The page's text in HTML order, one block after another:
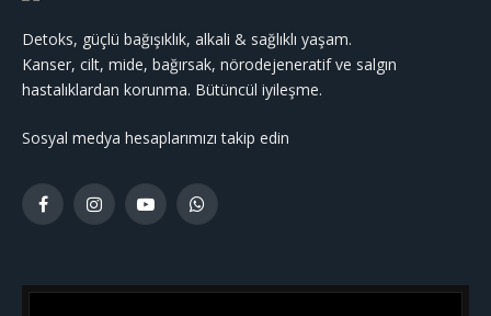
Detoks, güçlü bağışıklık, alkali & sağlıklı yaşam.
Kanser, cilt, mide, bağırsak, nörodejeneratif ve salgın
hastalıklardan korunma. Bütüncül iyileşme.
Sosyal medya hesaplarımızı takip edin
FacebookInstagramYouTubeWhatsApp